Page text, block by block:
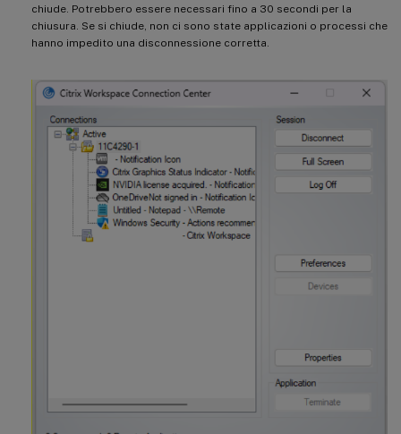
chiude. Potrebbero essere necessari fino a 30 secondi per la
chiusura. Se si chiude, non ci sono state applicazioni o processi che
hanno impedito una disconnessione corretta.